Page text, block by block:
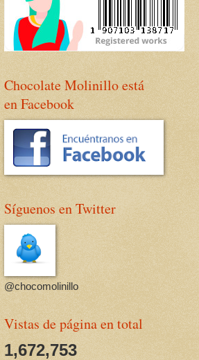
Chocolate Molinillo está
en Facebook
Síguenos en Twitter
@chocomolinillo
Vistas de página en total
1,672,753